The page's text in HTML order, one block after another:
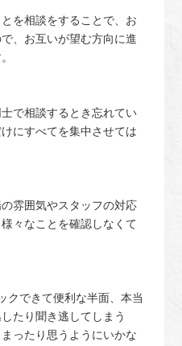
を相談をすることで、お
、お互いが望む方向に進
で相談するとき忘れてい
にすべてを集中させては
雰囲気やスタッフの対応
々なことを確認しなくて
クできて便利な半面、本当
たり聞き逃してしまう
ったり思うようにいかな